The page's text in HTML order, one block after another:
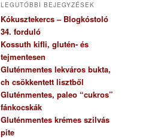
LEGUTÓBBI BEJEGYZÉSEK
Kókusztekercs – Blogkóstoló
34. forduló
Kossuth kifli, glutén- és
tejmentesen
Gluténmentes lekváros bukta,
ch csökkentett lisztből
Gluténmentes, paleo “cukros”
fánkocskák
Gluténmentes krémes szilvás
pite